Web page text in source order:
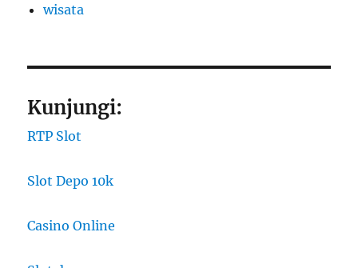
wisata
Kunjungi:
RTP Slot
Slot Depo 10k
Casino Online